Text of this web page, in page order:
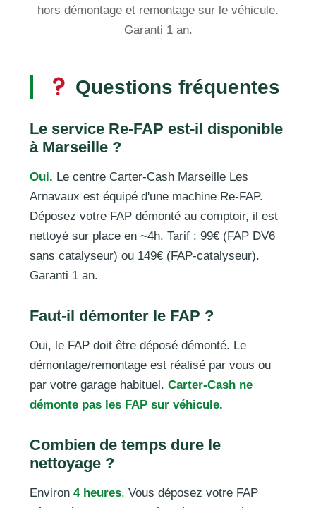
hors démontage et remontage sur le véhicule.
Garanti 1 an.
Questions fréquentes
Le service Re-FAP est-il disponible
à Marseille ?
Oui. Le centre Carter-Cash Marseille Les
Arnavaux est équipé d'une machine Re-FAP.
Déposez votre FAP démonté au comptoir, il est
nettoyé sur place en ~4h. Tarif : 99€ (FAP DV6
sans catalyseur) ou 149€ (FAP-catalyseur).
Garanti 1 an.
Faut-il démonter le FAP ?
Oui, le FAP doit être déposé démonté. Le
démontage/remontage est réalisé par vous ou
par votre garage habituel.Carter-Cash ne
démonte pas les FAP sur véhicule.
Combien de temps dure le
nettoyage ?
Environ4 heures. Vous déposez votre FAP